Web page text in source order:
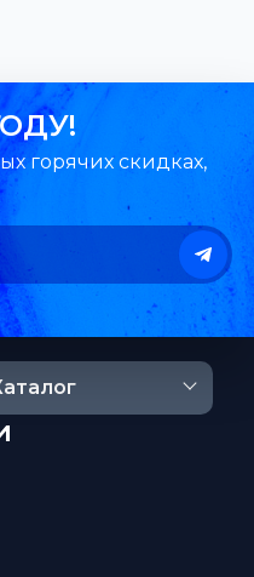
горячих скидках,